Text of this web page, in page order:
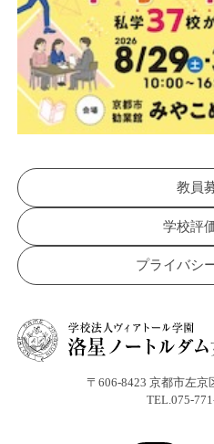
教員
学校評
プライバシ
〒606-8423 京都市左
TEL.075-